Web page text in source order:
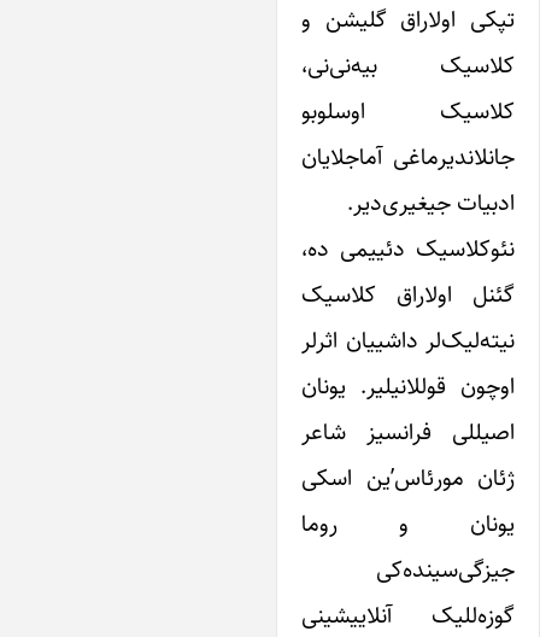
اولاراق گلیشن و
بیه‌نی‌نی،
اوسلوبو
آماجلایان
جیغیری‌دیر.
دئییمی ده،
اولاراق کلاسیک
داشییان اثرلر
قوللانیلیر. یونان
فرانسیز شاعر
مورئاس’ین اسکی
و روما
آنلاییشینی